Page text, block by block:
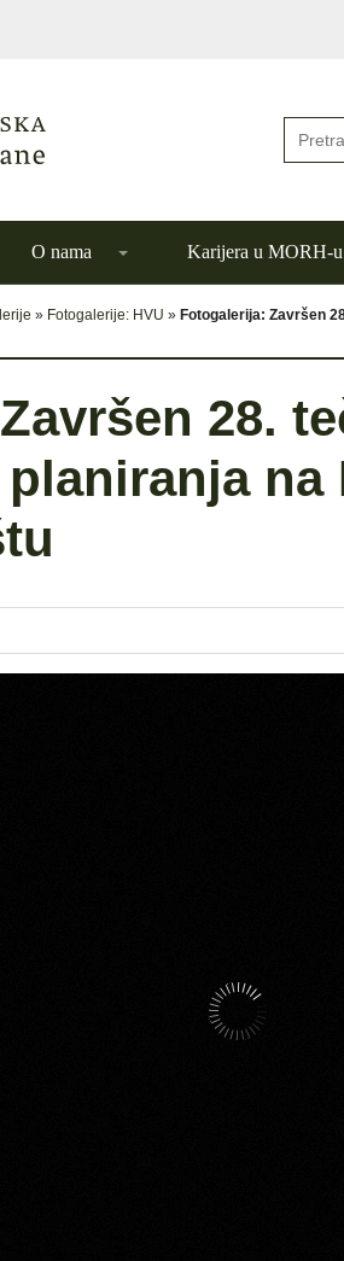
O nama Karijera u MORH-u
» Fotogalerije: HVU » Fotogalerija: Završen
28.
na